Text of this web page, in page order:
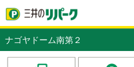
ナゴヤドーム南第２